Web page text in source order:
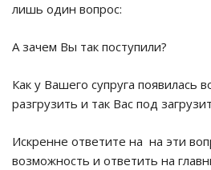
лишь один вопрос:
А зачем Вы так поступили?
Как у Вашего супруга появилась
разгрузить и так Вас под
Искренне ответите на на эти
возможность и ответить на